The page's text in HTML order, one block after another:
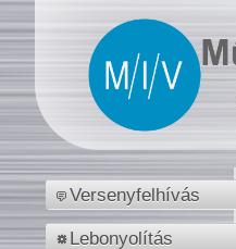
Versenyfelhívás
Lebonyolítás